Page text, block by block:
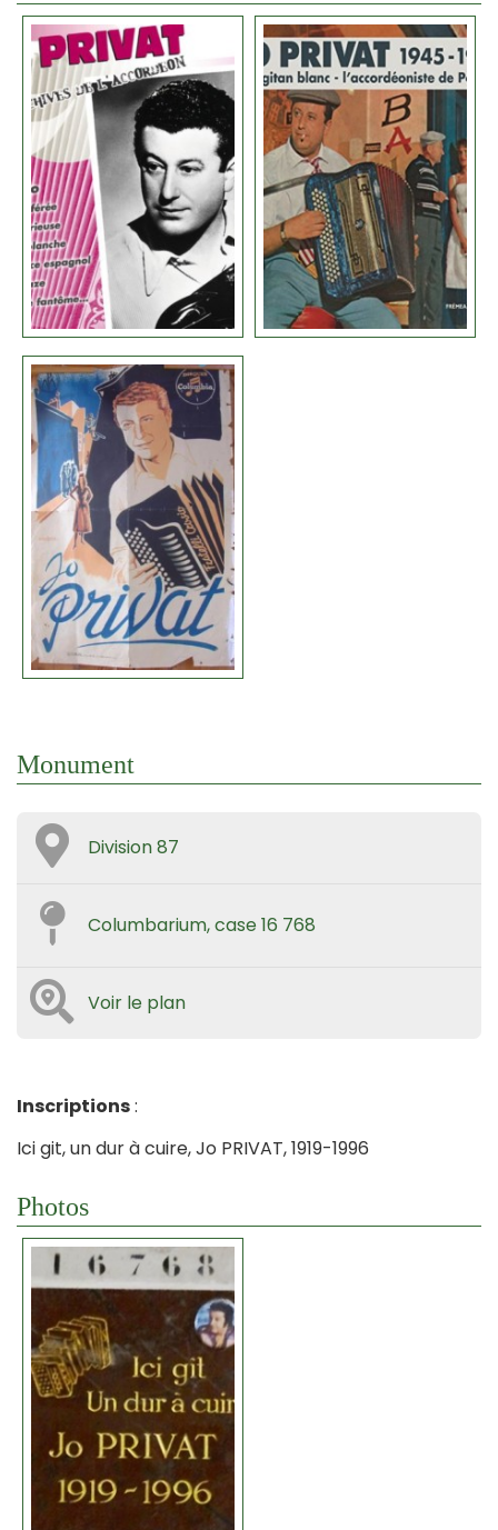
Monument
Division 87
Columbarium, case 16 768
Voir le plan
Inscriptions:
Ici git, un dur à cuire, Jo PRIVAT, 1919-1996
Photos